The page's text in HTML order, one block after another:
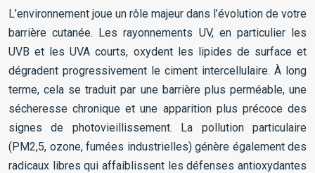
L’environnement joue un rôle majeur dans l’évolution de votre
barrière cutanée. Les rayonnements UV, en particulier les
UVB et les UVA courts, oxydent les lipides de surface et
dégradent progressivement le ciment intercellulaire. À long
terme, cela se traduit par une barrière plus perméable, une
sécheresse chronique et une apparition plus précoce des
signes de photovieillissement. La pollution particulaire
(PM2,5, ozone, fumées industrielles) génère également des
radicaux libres qui affaiblissent les défenses antioxydantes